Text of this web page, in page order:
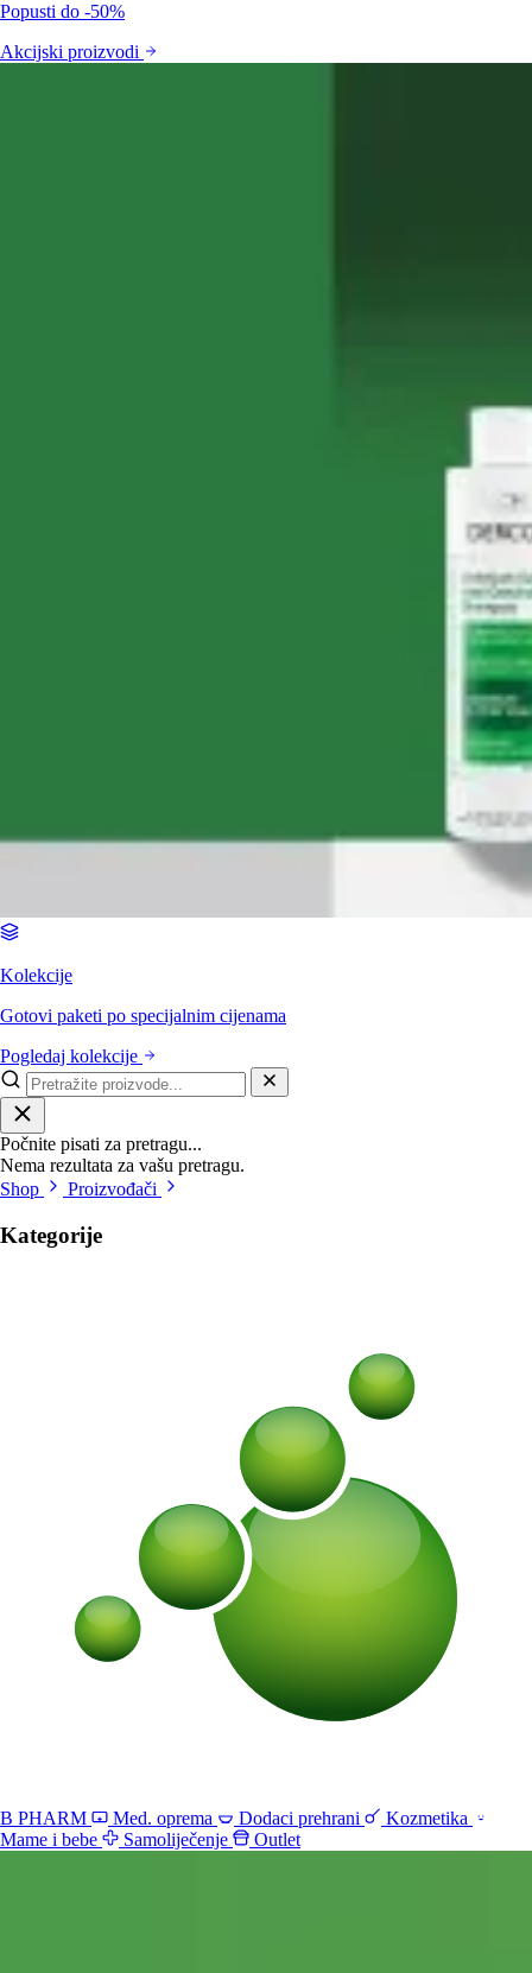
Popusti do -50%
Akcijski proizvodi
Kolekcije
Gotovi paketi po specijalnim cijenama
Pogledaj kolekcije
Počnite pisati za pretragu...
Nema rezultata za vašu pretragu.
Shop
Proizvođači
Kategorije
B PHARM Med. oprema Dodaci prehrani
Kozmetika
Mame i bebe
Samoliječenje Outlet